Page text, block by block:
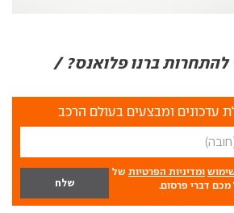
להתחרות ברנו פלואנס? /
עדכונים ומבצעים בעולם הרכב
ומדיניות הפרטיות של